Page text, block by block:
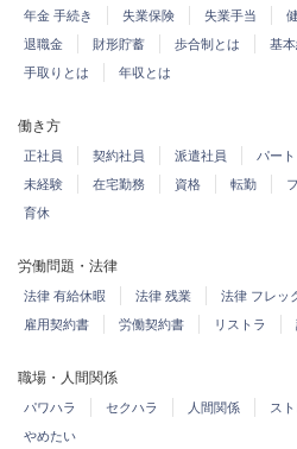
年金 手続き 失業保険 失業手当
退職金
財形貯蓄 歩合制とは 基
手取りとは
年収とは
働き方
正社員 契約社員 派遣社員 パート
未経験
在宅勤務 資格 転勤
育休
労働問題・法律
法律 有給休暇 法律 残業 法律 フレッ
雇用契約書
労働契約書 リストラ
職場・人間関係
パワハラ セクハラ 人間関係 ス
やめたい